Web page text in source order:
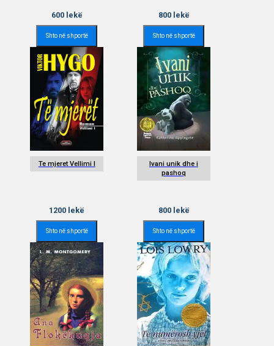
600lekë
Shto në shportë
800lekë
Shto në shportë
Te mjeret Vellimi I
1200 lekë
Shto në shportë
Ivani unik dhe i
pashoq
800lekë
Shto në shportë